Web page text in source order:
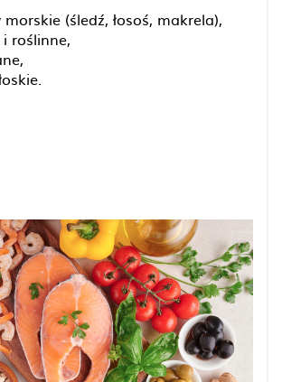
morskie (śledź, łosoś, makrela),
roślinne,